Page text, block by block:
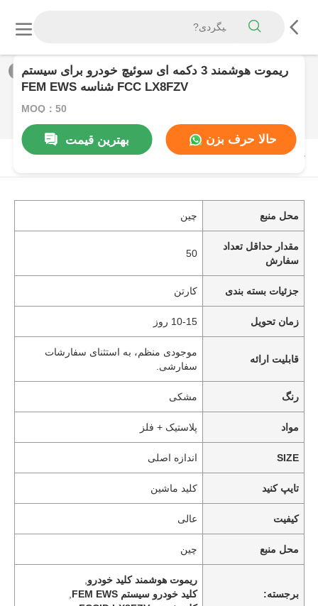
/0
ریموت هوشمند 3 دکمه ای سوئیچ خودرو برای سیستم
FEM EWS شناسه FCC LX8FZV
MOQ：50
بهترین قیمت
حالا حرف بزن
توضیحات محصول
محل منبع چین
مقدار حداقل تعداد
سفارش
50
جزئیات بسته بندی کارتن
زمان تحویل 10-15 روز
قابلیت ارائه
موجودی منظم، به استثنای سفارشات
سفارشی.
رنگ مشکی
مواد پلاستیک + فلز
SIZE اندازه اصلی
تایپ کنید کلید ماشین
کیفیت عالی
محل منبع چین
برجسته:
ریموت هوشمند کلید خودرو
کلید خودرو سیستم FEM EWS